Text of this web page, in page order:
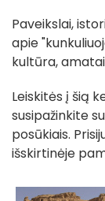
Paveikslai,
apie
kultūra,
Leiskitės į šią
susipažinkite
posūkiais.
išskirtinėje